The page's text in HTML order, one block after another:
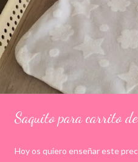
Saquito para carrito
Hoy os quiero enseñar este